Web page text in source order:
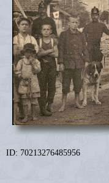
ID: 70213276485956